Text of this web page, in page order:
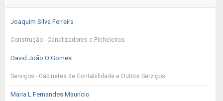
Joaquim Silva Ferreira
Construção - Canalizadores e Picheleiros
David João O Gomes
Serviços - Gabinetes de Contabilidade e Outros Serviços
Maria L Fernandes Maurício